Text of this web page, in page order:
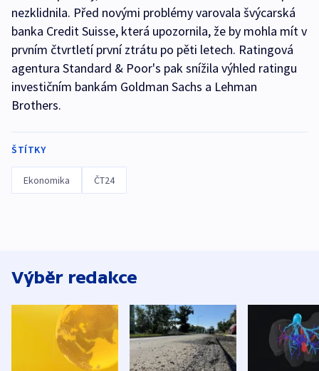
nezklidnila. Před novými problémy varovala švýcarská
banka Credit Suisse, která upozornila, že by mohla mít v
prvním čtvrtletí první ztrátu po pěti letech. Ratingová
agentura Standard & Poor's pak snížila výhled ratingu
investičním bankám Goldman Sachs a Lehman
Brothers.
ŠTÍTKY
Ekonomika ČT24
Výběr redakce